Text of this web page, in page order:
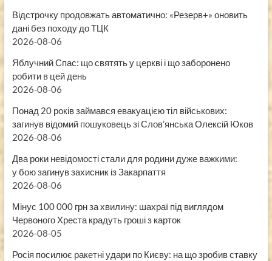
Відстрочку продовжать автоматично: «Резерв+» оновить
дані без походу до ТЦК
2026-08-06
Яблучний Спас: що святять у церкві і що заборонено
робити в цей день
2026-08-06
Понад 20 років займався евакуацією тіл військових:
загинув відомий пошуковець зі Слов’янська Олексій Юков
2026-08-06
Два роки невідомості стали для родини дуже важкими:
у бою загинув захисник із Закарпаття
2026-08-06
Мінус 100 000 грн за хвилину: шахраї під виглядом
Червоного Хреста крадуть гроші з карток
2026-08-05
Росія посилює ракетні удари по Києву: на що зробив ставку